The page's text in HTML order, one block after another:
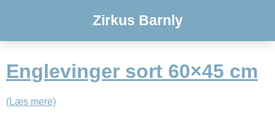
Zirkus Barnly
Englevinger sort 60×45 cm
(Læs mere)